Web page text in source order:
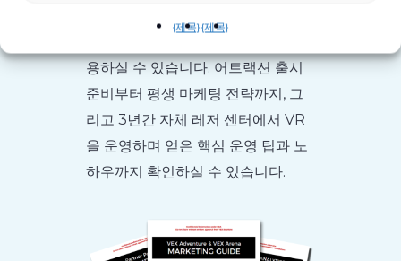
{제목}{제목}
용하실 수 있습니다. 어트랙션 출시
준비부터 평생 마케팅 전략까지, 그
리고 3년간 자체 레저 센터에서 VR
을 운영하며 얻은 핵심 운영 팁과 노
하우까지 확인하실 수 있습니다.